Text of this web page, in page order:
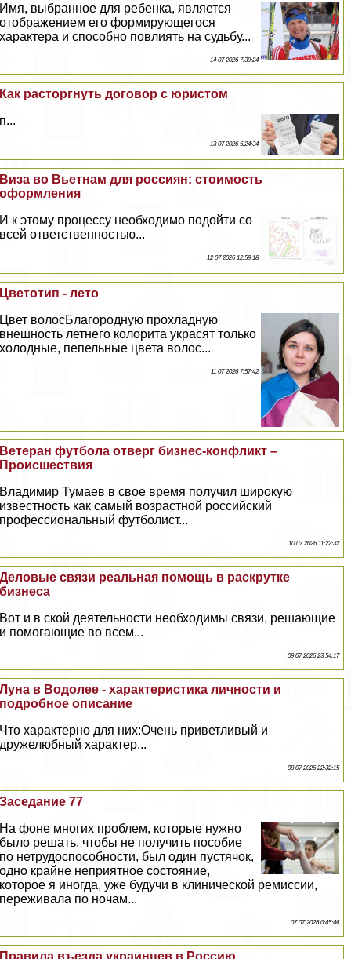
Имя, выбранное для ребенка, является
отображением его формирующегося
хаpaктера и способно повлиять на судьбу...
14 07 2026 7:39:24
Как расторгнуть договор с юристом
п...
13 07 2026 5:24:34
Виза во Вьетнам для россиян: стоимость
оформления
И к этому процессу необходимо подойти со
всей ответственностью...
12 07 2026 12:59:18
Цветотип - лето
Цвет волосБлагородную прохладную
внешность летнего колорита украсят только
холодные, пепельные цвета волос...
11 07 2026 7:57:42
Ветеран футбола отверг бизнес-конфликт –
Происшествия
Владимир Тумаев в свое время получил широкую
известность как самый возрастной российский
профессиональный футболист...
10 07 2026 11:22:32
Деловые связи реальная помощь в раскрутке
бизнеса
Вот и в ской деятельности необходимы связи, решающие
и помогающие во всем...
09 07 2026 23:54:17
Луна в Водолее - хаpaктеристика личности и
подробное описание
Что хаpaктерно для них:Очень приветливый и
дружелюбный хаpaктер...
08 07 2026 22:32:15
Заседание 77
На фоне многих проблем, которые нужно
было решать, чтобы не получить пособие
по нетрудоспособности, был один пустячок,
одно крайне неприятное состояние,
которое я иногда, уже будучи в клинической ремиссии,
переживала по ночам...
07 07 2026 0:45:46
Правила въезда украинцев в Россию